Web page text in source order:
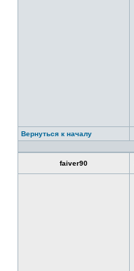
Вернуться к началу
faiver90